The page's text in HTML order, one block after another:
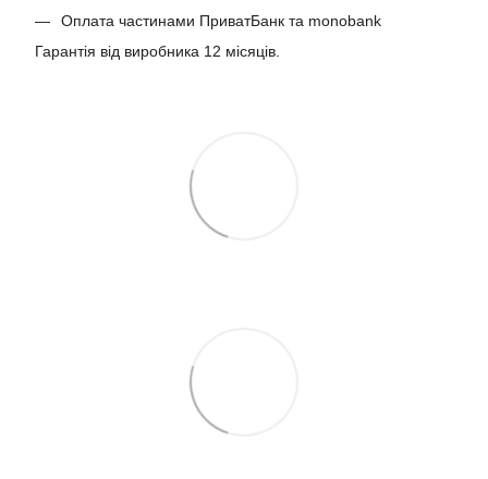
Оплата частинами ПриватБанк та monobank
Гарантія від виробника 12 місяців.